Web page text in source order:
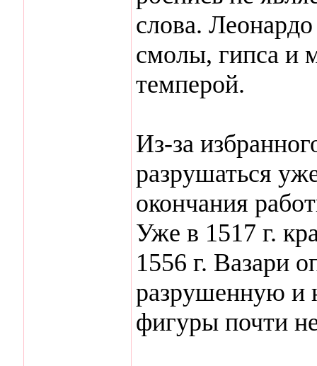
слова.
смолы, гипса и
темперой.
Из-за
разрушаться
окончания
Уже в 1517 г.
1556 г. Вазари
разрушенную и
фигуры почти